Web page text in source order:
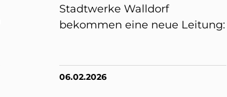
Stadtwerke Walldorf
bekommen eine neue Leitung:
06.02.2026